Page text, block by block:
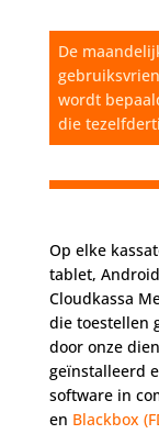
De
wordt
die
Op elke
tablet,
Cloudkassa
die toestellen
door onze
geïnstalleerd
software in
en Blackbox